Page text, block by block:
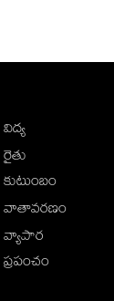
విద్య
రైతు
కుటుంబం
వాతావరణం
వ్యాపార
ప్రపంచం